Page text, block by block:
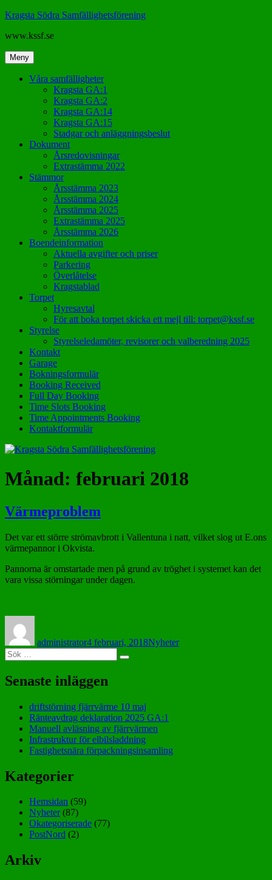
Hoppa
innehåll
Kragsta Södra Samfällighetsförening
www.kssf.se
Meny
Våra samfälligheter
Kragsta GA:1
Kragsta GA:2
Kragsta GA:14
Kragsta GA:15
Stadgar och anläggningsbeslut
Dokument
Årsredovisningar
Extrastämma 2022
Stämmor
Årsstämma 2023
Årsstämma 2024
Årsstämma 2025
Extrastämma 2025
Årsstämma 2026
Boendeinformation
Aktuella avgifter och priser
Parkering
Överlåtelse
Kragstablad
Torpet
Hyresavtal
För att boka torpet skicka ett mejl till: torpet@kssf.se
Styrelse
Styrelseledamöter, revisorer och valberedning 2025
Kontakt
Garage
Bokningsformulär
Booking Received
Full Day Booking
Time Slots Booking
Time Appointments Booking
Kontaktformulär
Månad: februari 2018
Värmeproblem
Det var ett större strömavbrott i Vallentuna i natt, vilket slog ut E.ons
värmepannor i Okvista.
Pannorna är omstartade men på grund av tröghet i systemet kan det
vara vissa störningar under dagen.
administrator4 februari, 2018Nyheter
Sök
efter:
Sök
Senaste inläggen
driftstörning fjärrvärme 10 maj
Ränteavdrag deklaration 2025 GA:1
Manuell avläsning av fjärrvärmen
Infrastruktur för elbilsladdning
Fastighetsnära förpackningsinsamling
Kategorier
Hemsidan (59)
Nyheter(87)
Okategoriserade (77)
PostNord (2)
Arkiv